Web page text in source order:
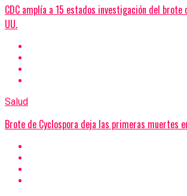
CDC amplía a 15 estados investigación del brote
UU.
Salud
Brote de Cyclospora deja las primeras muertes